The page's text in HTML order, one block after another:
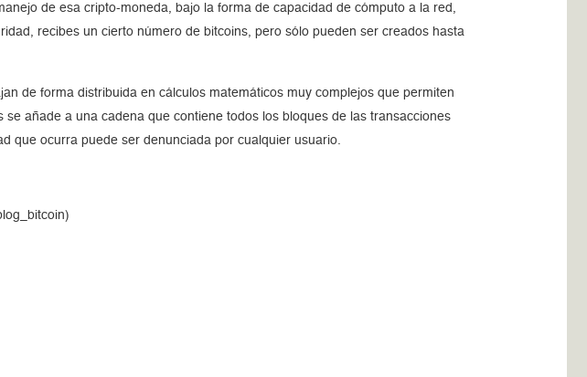
de esa cripto-moneda, bajo la forma de capacidad de cómputo a la red,
recibes un cierto número de bitcoins, pero sólo pueden ser creados hasta
de forma distribuida en cálculos matemáticos muy complejos que permiten
añade a una cadena que contiene todos los bloques de las transacciones
que ocurra puede ser denunciada por cualquier usuario.